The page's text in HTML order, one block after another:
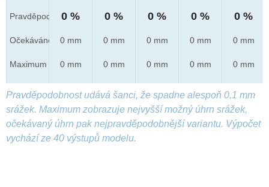
Pravděpod.
Očekáváno
Maximum
0 %
0 mm
0 mm
0 %
0 mm
0 mm
0 %
0 mm
0 mm
0 %
0 mm
0 mm
0 %
0 mm
0 mm
Pravděpodobnost udává šanci, že spadne alespoň 0,1 mm
srážek. Maximum zobrazuje nejvyšší možný úhrn srážek,
očekávaný úhrn pak nejpravděpodobnější variantu. Výpočet
vychází ze 40 výstupů modelu.